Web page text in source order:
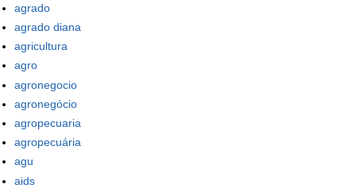
agrado
agrado diana
agricultura
agro
agronegocio
agronegócio
agropecuaria
agropecuária
agu
aids